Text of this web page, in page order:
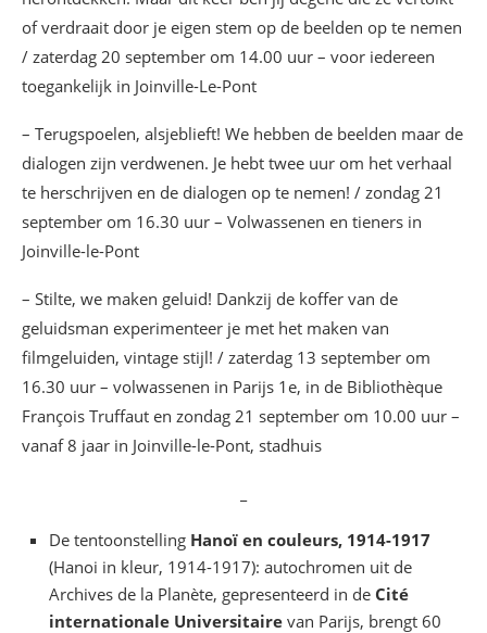
of verdraait door je eigen stem op de beelden op te nemen
/ zaterdag 20 september om 14.00 uur – voor iedereen
toegankelijk in Joinville-Le-Pont
– Terugspoelen, alsjeblieft! We hebben de beelden maar de
dialogen zijn verdwenen. Je hebt twee uur om het verhaal
te herschrijven en de dialogen op te nemen! / zondag 21
september om 16.30 uur – Volwassenen en tieners in
Joinville-le-Pont
– Stilte, we maken geluid! Dankzij de koffer van de
geluidsman experimenteer je met het maken van
filmgeluiden, vintage stijl! / zaterdag 13 september om
16.30 uur – volwassenen in Parijs 1e, in de Bibliothèque
François Truffaut en zondag 21 september om 10.00 uur –
vanaf 8 jaar in Joinville-le-Pont, stadhuis
De tentoonstelling Hanoï en couleurs, 1914-1917
(Hanoi in kleur, 1914-1917): autochromen uit de
Archives de la Planète, gepresenteerd in de Cité
internationale Universitaire van Parijs, brengt 60